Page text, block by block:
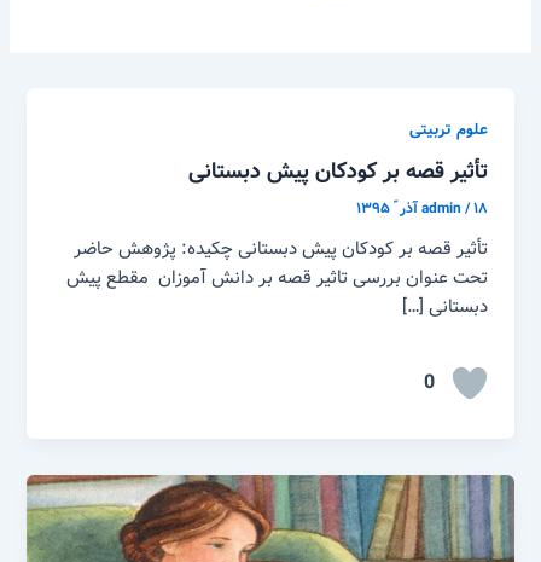
علوم تربیتی
تأثیر قصه بر کودکان پیش دبستانی
admin/۱۸ آذر ّ ۱۳۹۵
تأثیر قصه بر کودکان پیش دبستانی چکیده: پژوهش حاضر
تحت عنوان بررسی تاثیر قصه بر دانش آموزان مقطع پیش
دبستانی […]
0